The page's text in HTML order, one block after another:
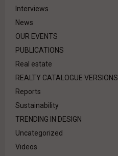
Interviews
News
OUR EVENTS
PUBLICATIONS
Real estate
REALTY CATALOGUE VERSIONS
Reports
Sustainability
TRENDING IN DESIGN
Uncategorized
Videos